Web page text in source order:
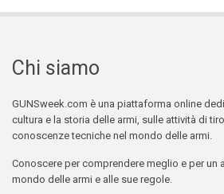
Chi siamo
GUNSweek.com è una piattaforma online
cultura e la storia delle armi, sulle attività di
conoscenze tecniche nel mondo delle armi.
Conoscere per comprendere meglio e per un
mondo delle armi e alle sue regole.